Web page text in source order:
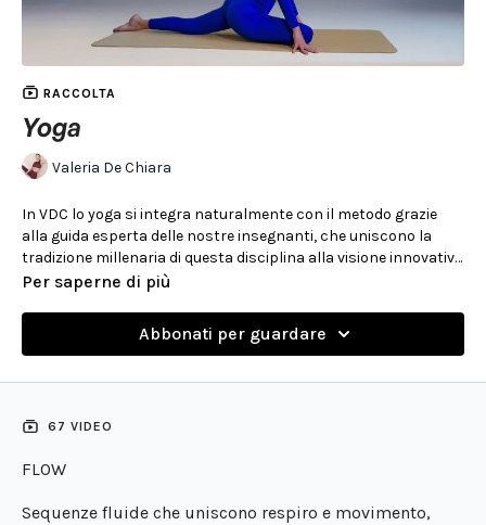
RACCOLTA
Yoga
Valeria De Chiara
In VDC lo yoga si integra naturalmente con il metodo grazie
alla guida esperta delle nostre insegnanti, che uniscono la
tradizione millenaria di questa disciplina alla visione innovativa
del movimento femminile. Una raccolta completa dove puoi
pratiche di respirazione che potenziano i benefici del tuo
perfettamente con il metodo VDC, creando un equilibrio tra
Per saperne di più
Abbonati per guardare
67 VIDEO
FLOW
Sequenze fluide che uniscono respiro e movimento,